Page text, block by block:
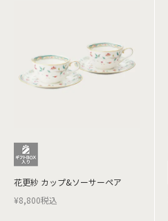
花更紗 カップ&ソーサーペア
¥8,800税込